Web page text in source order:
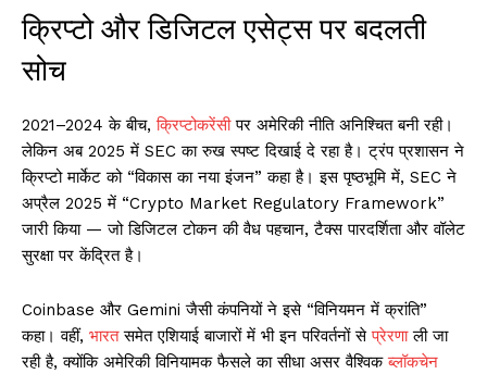
क्रिप्टो और डिजिटल एसेट्स पर बदलती
सोच
2021–2024 के बीच,क्रिप्टोकरेंसीपर अमेरिकी नीति अनिश्चित बनी रही।
लेकिन अब 2025 में SEC का रुख स्पष्ट दिखाई दे रहा है। ट्रंप प्रशासन ने
क्रिप्टो मार्केट को “विकास का नया इंजन” कहा है। इस पृष्ठभूमि में, SEC ने
अप्रैल 2025 में “Crypto Market Regulatory Framework”
जारी किया — जो डिजिटल टोकन की वैध पहचान, टैक्स पारदर्शिता और वॉलेट
सुरक्षा पर केंद्रित है।
Coinbase और Gemini जैसी कंपनियों ने इसे “विनियमन में क्रांति”
कहा। वहीं, भारतसमेत एशियाई बाजारों में भी इन परिवर्तनों सेप्रेरणाली जा
रही है, क्योंकि अमेरिकी विनियामक फैसले का सीधा असर वैश्विकब्लॉकचेन